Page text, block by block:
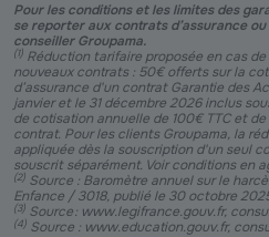
Pour les conditions et les limites des
se reporter aux contrats d’assurance
conseiller Groupama.
(1) Réduction tarifaire proposée en cas
nouveaux contrats : 50€ offerts sur la
d’assurance d'un contrat Garantie des
janvier et le 31 décembre 2026 inclus
de cotisation annuelle de 100€ TTC et
contrat. Pour les clients Groupama, la
appliquée dès la souscription d'un seul
souscrit séparément. Voir conditions en
(2) Source : Baromètre annuel sur le
Enfance / 3018, publié le 30 octobre
(3) Source : www.legifrance.gouv.fr,
(4) Source : www.education.gouv.fr,